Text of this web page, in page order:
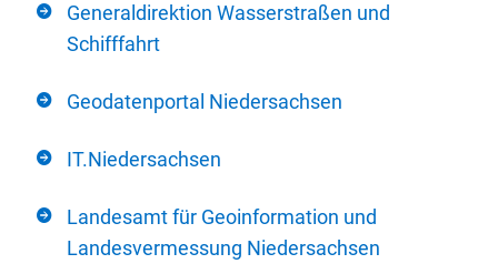
Generaldirektion Wasserstraßen und
Schifffahrt
Geodatenportal Niedersachsen
IT.Niedersachsen
Landesamt für Geoinformation und
Landesvermessung Niedersachsen